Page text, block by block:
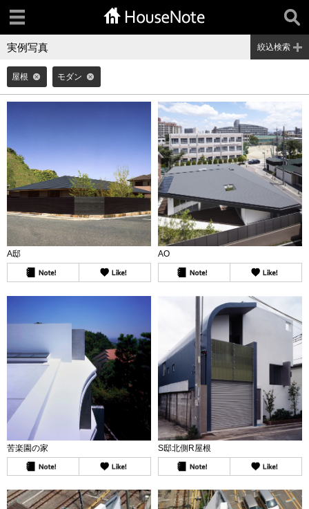
実例写真 絞込検索
屋根 モダン
A邸 AO
苦楽園の家 S邸北側R屋根